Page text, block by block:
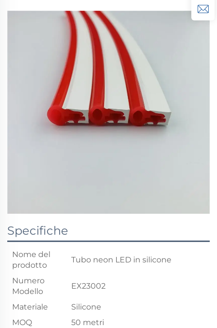
Specifiche
Nome del
prodotto
Tubo neon LED in silicone
Numero
Modello
EX23002
Materiale
Silicone
MOQ
50 metri